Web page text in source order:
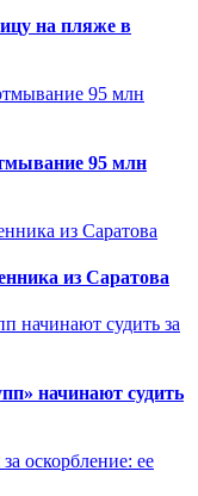
на пляже в
95 млн
из Саратова
начинают судить